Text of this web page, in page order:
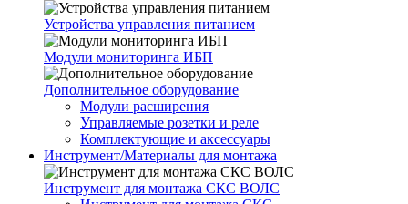
Устройства управления питанием
Модули мониторинга ИБП
Дополнительное оборудование
Модули расширения
Управляемые розетки и реле
Комплектующие и аксессуары
Инструмент/Материалы для монтажа
Инструмент для монтажа СКС ВОЛС